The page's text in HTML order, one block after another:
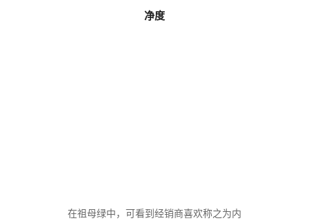
净度
在祖母绿中，可看到经销商喜欢称之为内